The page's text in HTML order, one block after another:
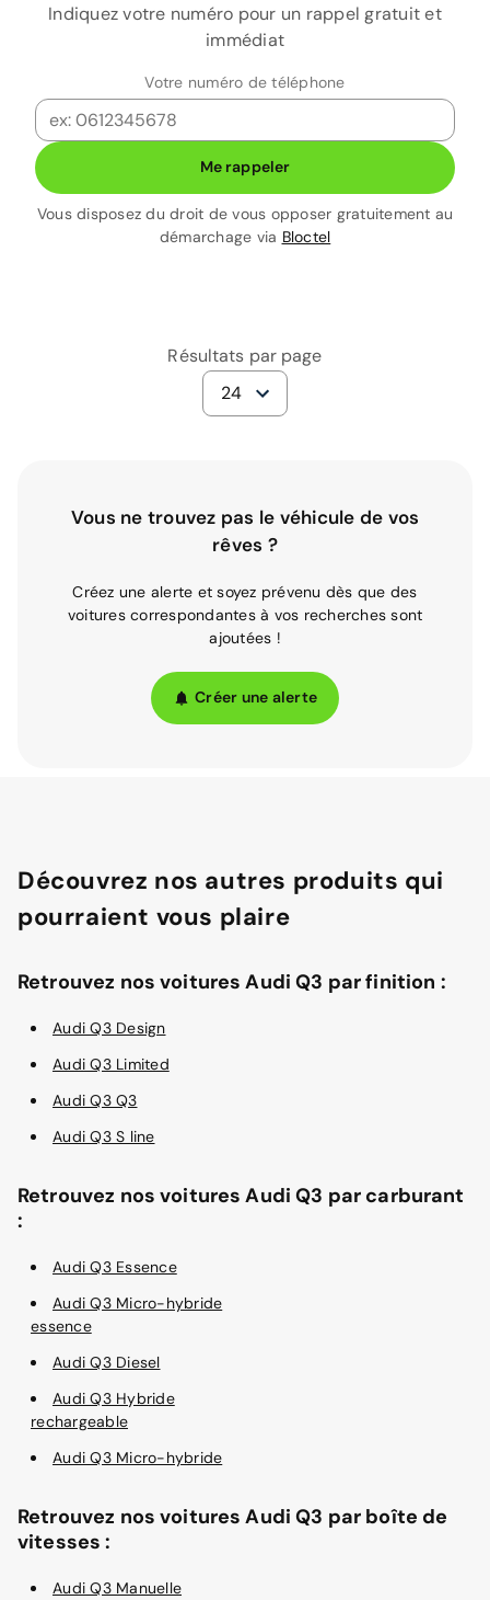
Indiquez votre numéro pour un rappel gratuit et
immédiat
Votre numéro de téléphone
Me rappeler
Vous disposez du droit de vous opposer gratuitement au
démarchage via Bloctel
Résultats par page
24
Vous ne trouvez pas le véhicule de vos
rêves ?
Créez une alerte et soyez prévenu dès que des
voitures correspondantes à vos recherches sont
ajoutées !
Créer une alerte
Découvrez nos autres produits qui
pourraient vous plaire
Retrouvez nos voitures Audi Q3 par finition :
Audi Q3 Design
Audi Q3 Limited
Audi Q3 Q3
Audi Q3 S line
Retrouvez nos voitures Audi Q3 par carburant
:
Audi Q3 Essence
Audi Q3 Micro-hybride
essence
Audi Q3 Diesel
Audi Q3 Hybride
rechargeable
Audi Q3 Micro-hybride
Retrouvez nos voitures Audi Q3 par boîte de
vitesses :
Audi Q3 Manuelle